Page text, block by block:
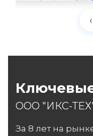
‹
ООО "ИКС-
За 8 лет на